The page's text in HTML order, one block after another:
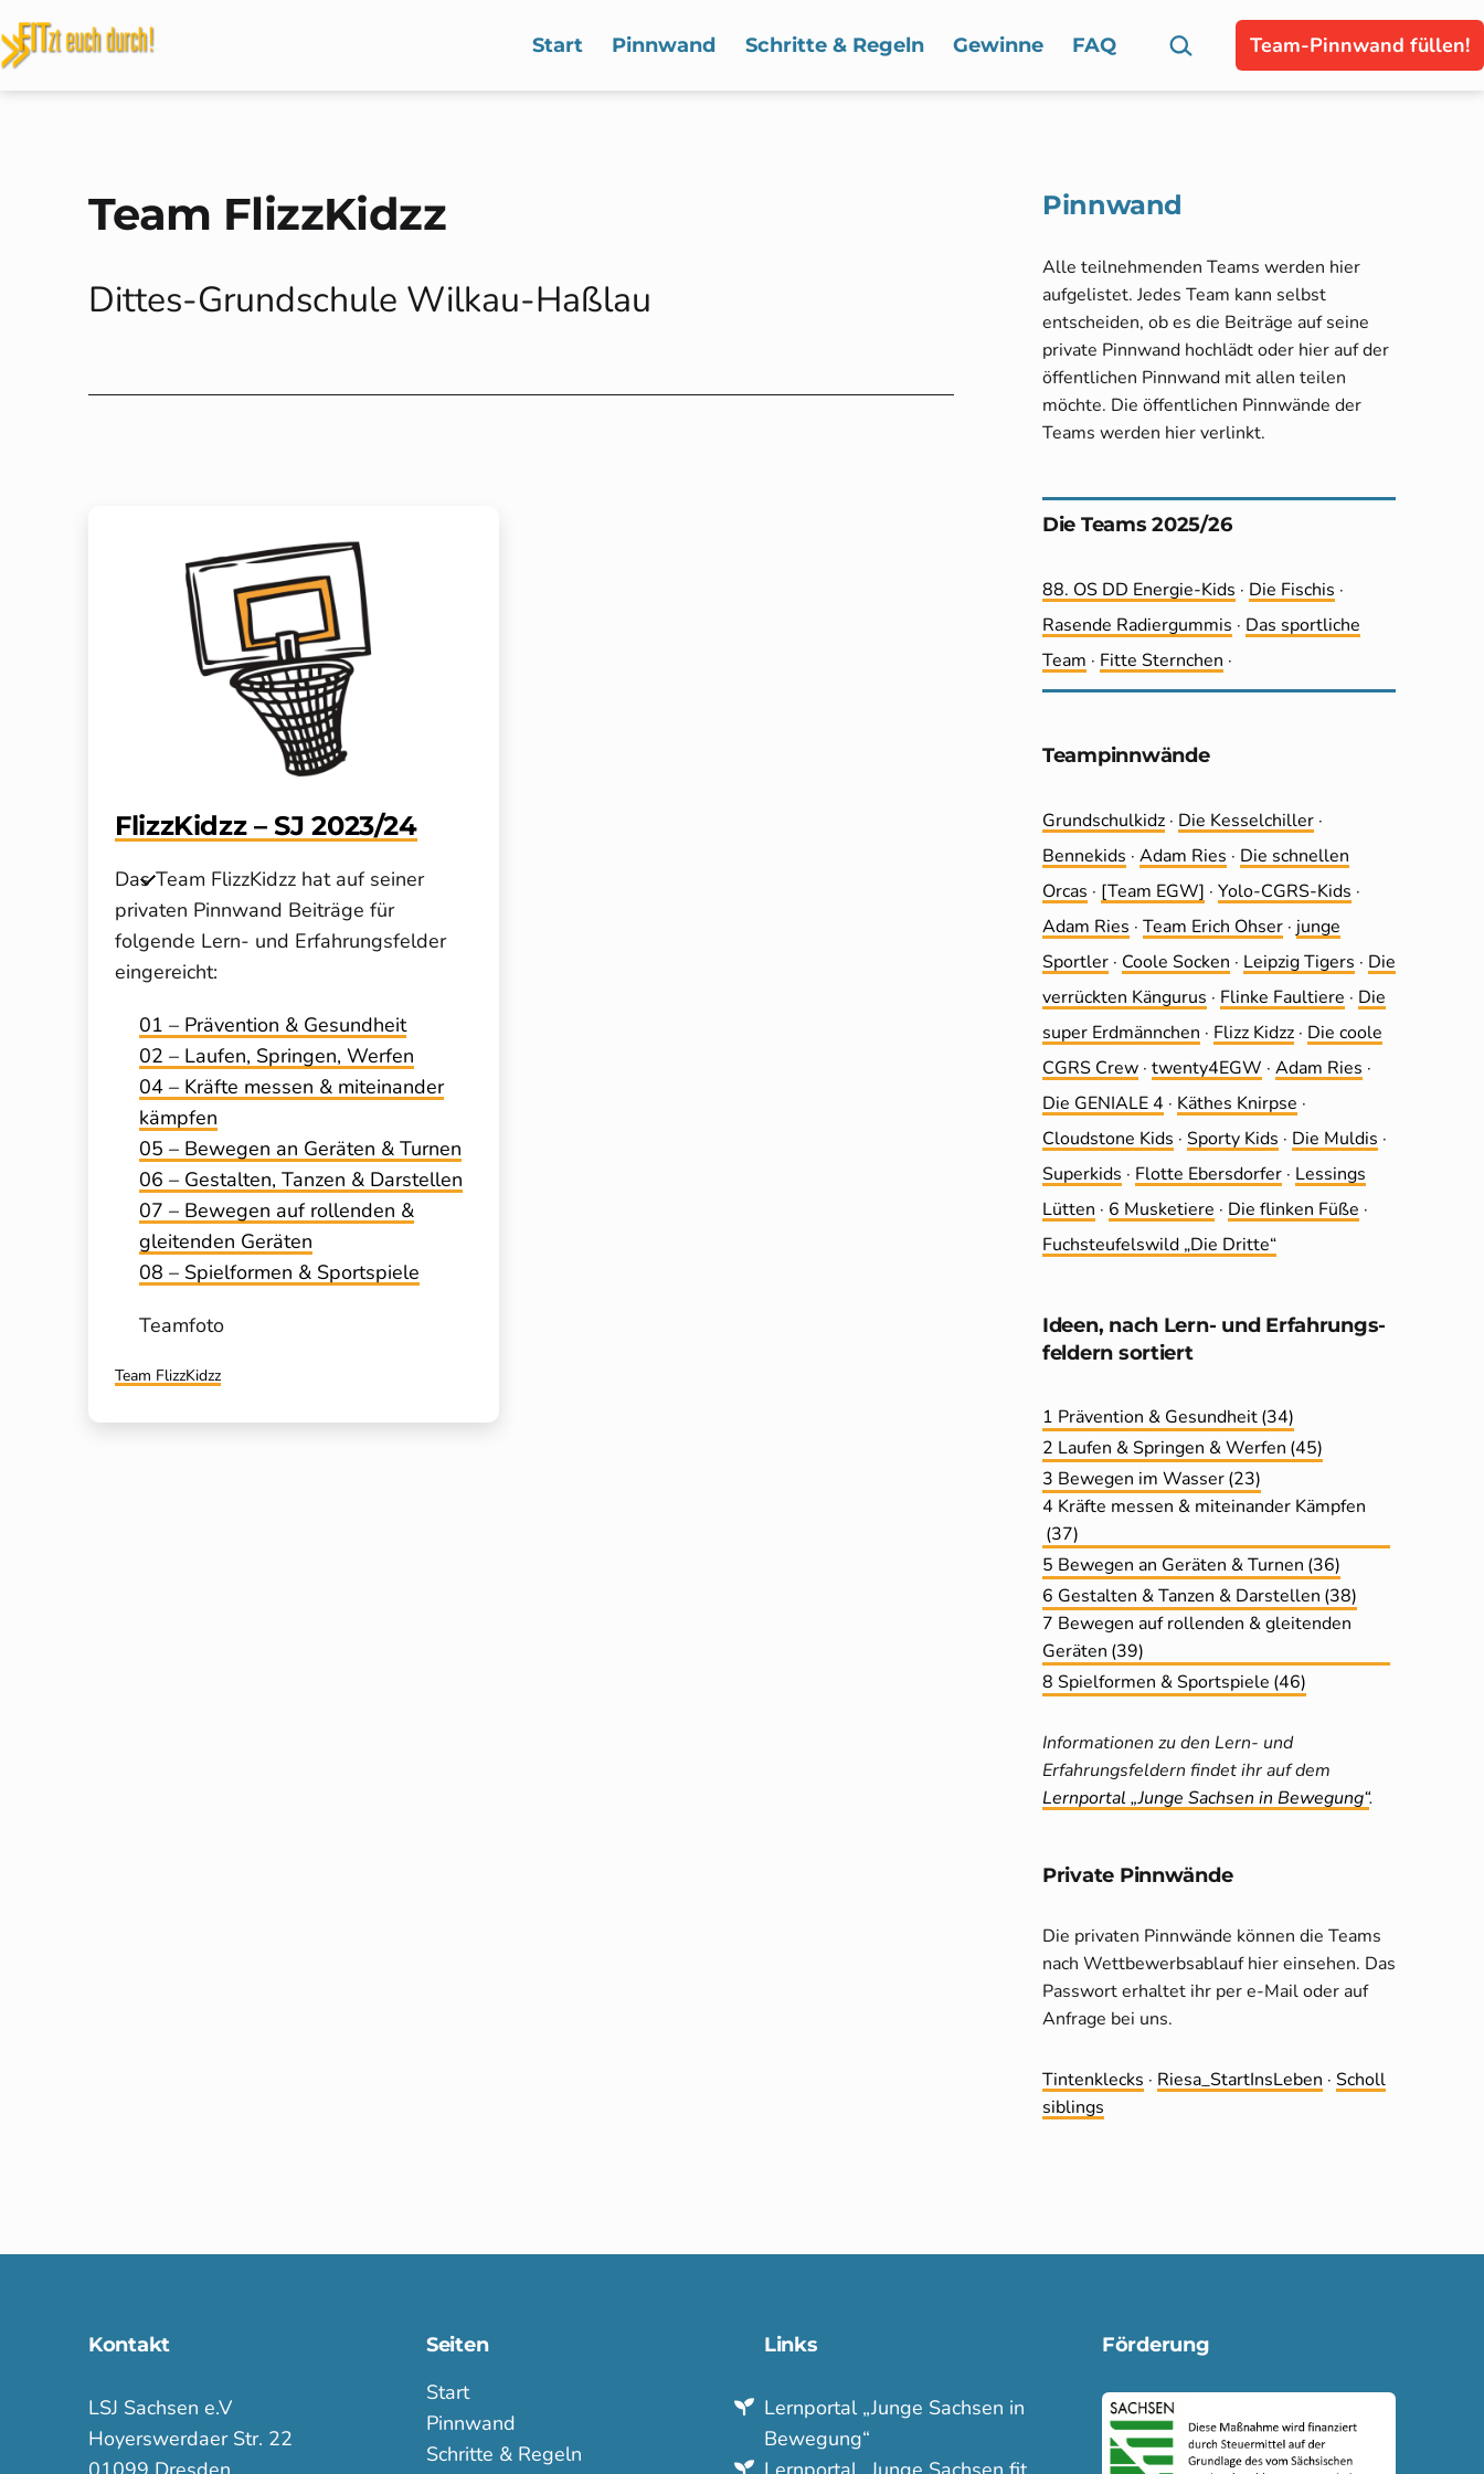
Zum
Inhalt
springen
FITzt
Start Pinnwand Schritte & Regeln Gewinne FAQ Suchen … Team-Pinnwand füllen!
Team FlizzKidzz
Dittes-Grundschule Wilkau-Haßlau
FlizzKidzz – SJ 2023/24
Das Team FlizzKidzz hat auf seiner
privaten Pinnwand Beiträge für
folgende Lern- und Erfahrungsfelder
eingereicht:
01 – Prävention & Gesundheit
02 – Laufen, Springen, Werfen
04 – Kräfte messen & miteinander
kämpfen
05 – Bewegen an Geräten & Turnen
06 – Gestalten, Tanzen & Darstellen
07 – Bewegen auf rollenden &
gleitenden Geräten
08 – Spielformen & Sportspiele
Teamfoto
Kategorisiert
Team FlizzKidzz
Pinnwand
Alle teilnehmenden Teams werden hier
aufgelistet. Jedes Team kann selbst
entscheiden, ob es die Beiträge auf seine
private Pinnwand hochlädt oder hier auf der
öffentlichen Pinnwand mit allen teilen
möchte. Die öffentlichen Pinnwände der
Teams werden hier verlinkt.
Die Teams 2025/26
88. OS DD Energie-Kids · Die Fischis ·
Rasende Radiergummis · Das sportliche
Team · Fitte Sternchen ·
Teampinnwände
Grundschulkidz · Die Kesselchiller ·
Bennekids · Adam Ries · Die schnellen
Orcas · [Team EGW] · Yolo-CGRS-Kids ·
Adam Ries · Team Erich Ohser · junge
Sportler · Coole Socken · Leip­zig Tigers · Die
ver­rückten Kängurus · Flinke Faultiere · Die
super Erdmännchen · Flizz Kidzz · Die coole
CGRS Crew · twenty4EGW · Adam Ries ·
Die GENIALE 4 · Käthes Knirpse ·
Cloudstone Kids · Sporty Kids · Die Muldis ·
Superkids · Flotte Ebersdorfer · Lessings
Lütten · 6 Musketiere · Die flinken Füße ·
Fuchsteufelswild „Die Dritte“
Ideen, nach Lern- und Erfahrungs­
feldern sortiert
1 Prävention & Gesundheit(34)
2 Laufen & Springen & Werfen (45)
3 Bewegen im Wasser(23)
4 Kräfte messen & miteinander Kämpfen
(37)
5 Bewegen an Geräten & Turnen (36)
6 Gestalten & Tanzen & Darstellen (38)
7 Bewegen auf rollenden & gleitenden
Geräten (39)
8 Spielformen & Sportspiele (46)
Informationen zu den Lern- und
Erfahrungsfeldern findet ihr auf dem
Lernportal „Junge Sachsen in Bewegung“.
Private Pinnwände
Die privaten Pinnwände können die Teams
nach Wettbewerbsablauf hier einsehen. Das
Passwort erhaltet ihr per e-Mail oder auf
Anfrage bei uns.
Tintenklecks · Riesa_StartInsLeben · Scholl
siblings
Kontakt
LSJ Sachsen e.V
Hoyerswerdaer Str. 22
Seiten
Start
Pinnwand
Schritte & Regeln
Links
Lern­portal „Junge Sachsen in
Bewegung“
Förderung